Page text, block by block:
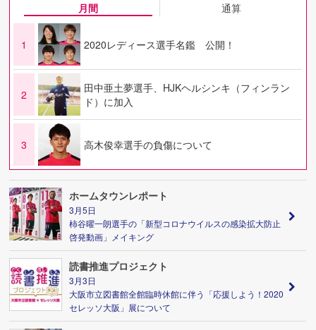
月間 通算
1 2020レディース選手名鑑 公開！
2
田中亜土夢選手、HJKヘルシンキ（フィンラン
ド）に加入
3 高木俊幸選手の負傷について
ホームタウンレポート
3月5日
柿谷曜一朗選手の「新型コロナウイルスの感染拡大防止
啓発動画」メイキング
読書推進プロジェクト
3月3日
大阪市立図書館全館臨時休館に伴う「応援しよう！2020
セレッソ大阪」展について